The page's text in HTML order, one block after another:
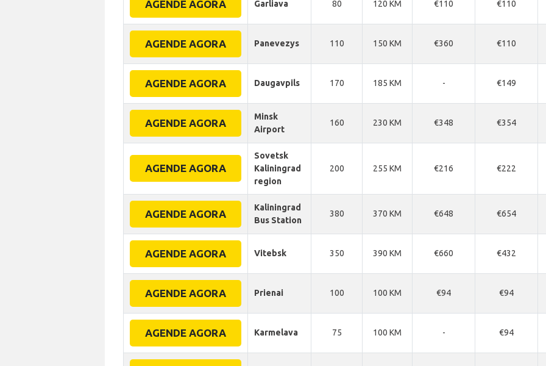
AGENDE AGORA Garliava 80 120 KM €110 €110
AGENDE AGORA Panevezys 110 150 KM €360 €110
AGENDE AGORA Daugavpils 170 185 KM - €149
AGENDE AGORA
Minsk
Airport
160 230 KM €348 €354
AGENDE AGORA
Sovetsk
Kaliningrad
region
200 255 KM €216 €222
AGENDE AGORA
Kaliningrad
Bus Station
380 370 KM €648 €654
AGENDE AGORA Vitebsk 350 390 KM €660 €432
AGENDE AGORA Prienai 100 100 KM €94 €94
AGENDE AGORA Karmelava 75 100 KM - €94